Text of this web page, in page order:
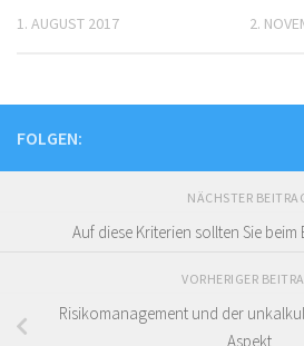
1. AUGUST 2017 2.
FOLGEN:
NÄCHSTER
Auf diese Kriterien sollten Sie beim
VORHERIGER
Risikomanagement und der
Aspekt